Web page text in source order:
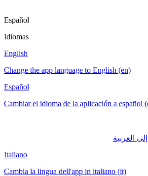
Español
Idiomas
English
Change the app language to English (en)
Español
Cambiar el idioma de la aplicación a español
Italiano
Cambia la lingua dell'app in italiano (it)